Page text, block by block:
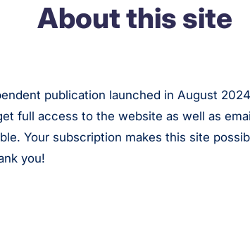
About this site
publication launched in August
full access to the website as well as
Your subscription makes this site
you!